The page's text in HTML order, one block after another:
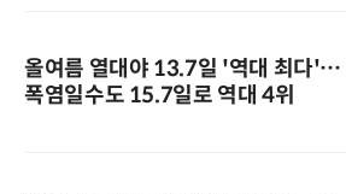
올여름 열대야 13.7일 '역대 최다'…
폭염일수도 15.7일로 역대 4위